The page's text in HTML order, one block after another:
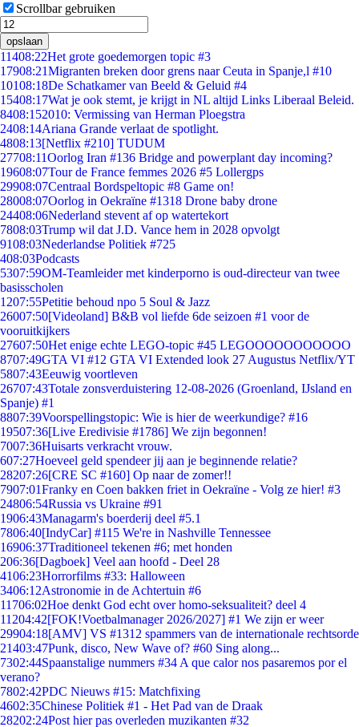
Scrollbar gebruiken
opslaan
11408:22Het grote goedemorgen topic #3
17908:21Migranten breken door grens naar Ceuta in Spanje,l #10
10108:18De Schatkamer van Beeld & Geluid #4
15408:17Wat je ook stemt, je krijgt in NL altijd Links Liberaal Beleid.
8408:152010: Vermissing van Herman Ploegstra
2408:14Ariana Grande verlaat de spotlight.
4808:13[Netflix #210] TUDUM
27708:11Oorlog Iran #136 Bridge and powerplant day incoming?
19608:07Tour de France femmes 2026 #5 Lollergps
29908:07Centraal Bordspeltopic #8 Game on!
28008:07Oorlog in Oekraïne #1318 Drone baby drone
24408:06Nederland stevent af op watertekort
7808:03Trump wil dat J.D. Vance hem in 2028 opvolgt
9108:03Nederlandse Politiek #725
408:03Podcasts
5307:59OM-Teamleider met kinderporno is oud-directeur van twee
basisscholen
1207:55Petitie behoud npo 5 Soul & Jazz
26007:50[Videoland] B&B vol liefde 6de seizoen #1 voor de
vooruitkijkers
27607:50Het enige echte LEGO-topic #45 LEGOOOOOOOOOOO
8707:49GTA VI #12 GTA VI Extended look 27 Augustus Netflix/YT
5807:43Eeuwig voortleven
26707:43Totale zonsverduistering 12-08-2026 (Groenland, IJsland en
Spanje) #1
8807:39Voorspellingstopic: Wie is hier de weerkundige? #16
19507:36[Live Eredivisie #1786] We zijn begonnen!
7007:36Huisarts verkracht vrouw.
607:27Hoeveel geld spendeer jij aan je beginnende relatie?
28207:26[CRE SC #160] Op naar de zomer!!
7907:01Franky en Coen bakken friet in Oekraïne - Volg ze hier! #3
24806:54Russia vs Ukraine #91
1906:43Managarm's boerderij deel #5.1
7806:40[IndyCar] #115 We're in Nashville Tennessee
16906:37Traditioneel tekenen #6; met honden
206:36[Dagboek] Veel aan hoofd - Deel 28
4106:23Horrorfilms #33: Halloween
3406:12Astronomie in de Achtertuin #6
11706:02Hoe denkt God echt over homo-seksualiteit? deel 4
11204:42[FOK!Voetbalmanager 2026/2027] #1 We zijn er weer
29904:18[AMV] VS #1312 spammers van de internationale rechtsorde
21403:47Punk, disco, New Wave of? #60 Sing along...
7302:44Spaanstalige nummers #34 A que calor nos pasaremos por el
verano?
7802:42PDC Nieuws #15: Matchfixing
4602:35Chinese Politiek #1 - Het Pad van de Draak
28202:24Post hier pas overleden muzikanten #32